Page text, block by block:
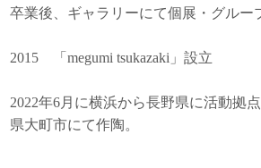
卒業後、ギャラリーにて個展・グルー
2015 「megumi tsukazaki」設立
2022年6月に横浜から長野県に活動拠
県大町市にて作陶。